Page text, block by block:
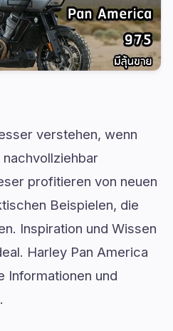
verstehen, wenn
profitieren von neuen
Beispielen, die
Inspiration und Wissen
Harley Pan America
Informationen und